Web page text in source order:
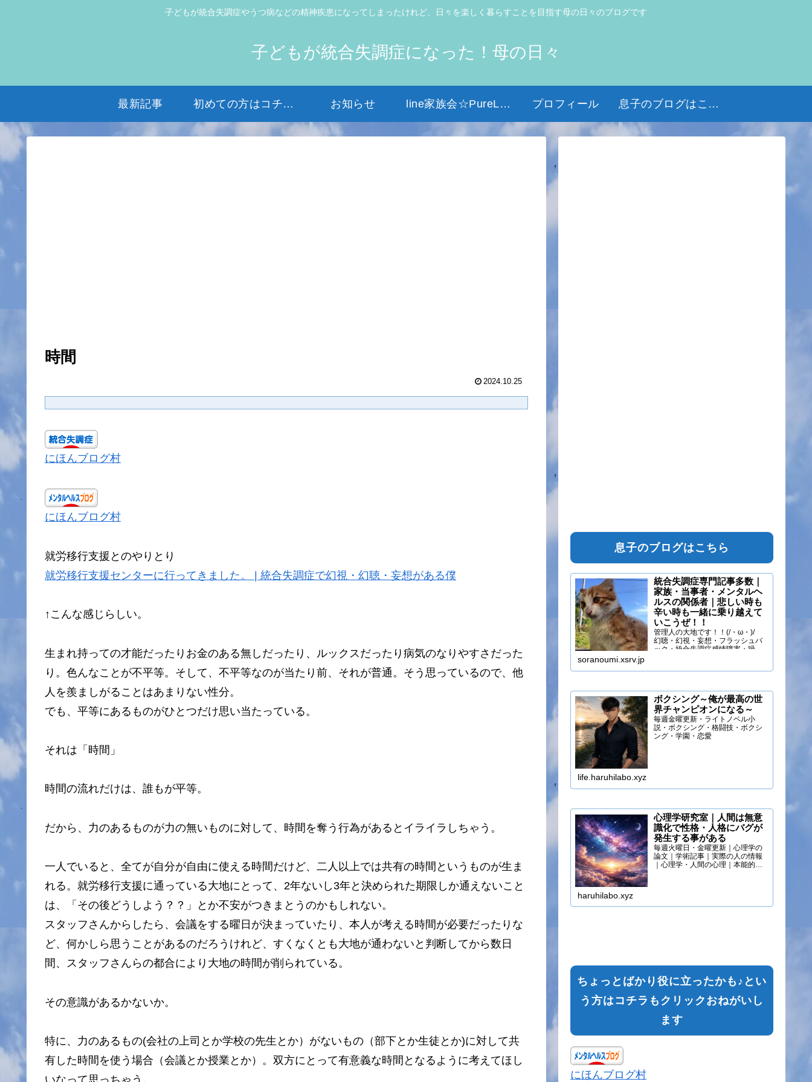
子どもが統合失調症やうつ病などの精神疾患になってしまったけれど、日々を楽しく暮らすことを目指す母の日々のブログです
子どもが統合失調症になった！母の日々
最新記事 初めての方はコチラから お知らせ line家族会☆PureLight☆ プロフィール 息子のブログはこちら
時間
2024.10.25
にほんブログ村
にほんブログ村
就労移行支援とのやりとり
就労移行支援センターに行ってきました。 | 統合失調症で幻視・幻聴・妄想がある僕
↑こんな感じらしい。
生まれ持っての才能だったりお金のある無しだったり、ルックスだったり病気のなりやすさだった
り。色んなことが不平等。そして、不平等なのが当たり前、それが普通。そう思っているので、他
人を羨ましがることはあまりない性分。
でも、平等にあるものがひとつだけ思い当たっている。
それは「時間」
時間の流れだけは、誰もが平等。
だから、力のあるものが力の無いものに対して、時間を奪う行為があるとイライラしちゃう。
一人でいると、全てが自分が自由に使える時間だけど、二人以上では共有の時間というものが生ま
れる。就労移行支援に通っている大地にとって、2年ないし3年と決められた期限しか通えないこと
は、「その後どうしよう？？」とか不安がつきまとうのかもしれない。
スタッフさんからしたら、会議をする曜日が決まっていたり、本人が考える時間が必要だったりな
ど、何かしら思うことがあるのだろうけれど、すくなくとも大地が通わないと判断してから数日
間、スタッフさんらの都合により大地の時間が削られている。
その意識があるかないか。
特に、力のあるもの(会社の上司とか学校の先生とか）がないもの（部下とか生徒とか)に対して共
有した時間を使う場合（会議とか授業とか）。双方にとって有意義な時間となるように考えてほし
いなって思っちゃう。
息子のブログはこちら
統合失調症専門記事多数｜
家族・当事者・メンタルヘ
ルスの関係者｜悲しい時も
辛い時も一緒に乗り越えて
いこうぜ！！
管理人の大地です！！(/・ω・)/
幻聴・幻視・妄想・フラッシュバ
ック・統合失調症感情障害・躁う
soranoumi.xsrv.jp
ボクシング～俺が最高の世
界チャンピオンになる～
毎週金曜更新・ライトノベル小
説・ボクシング・格闘技・ボクシ
ング・学園・恋愛
life.haruhilabo.xyz
心理学研究室｜人間は無意
識化で性格・人格にバグが
発生する事がある
毎週火曜日・金曜更新｜心理学の
論文｜学術記事｜実際の人の情報
｜心理学・人間の心理｜本能的心
haruhilabo.xyz
ちょっとばかり役に立ったかも♪とい
う方はコチラもクリックおねがいし
ます
にほんブログ村